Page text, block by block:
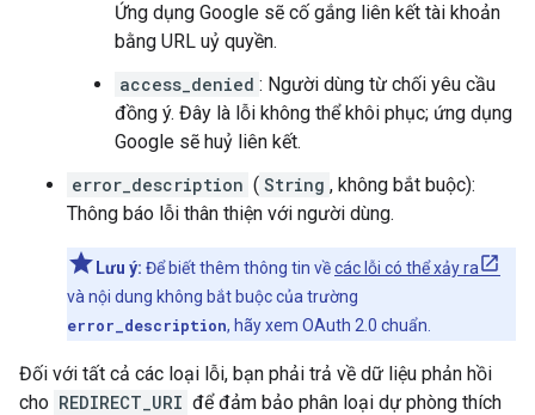
Ứng dụng Google sẽ cố gắng liên kết tài khoản
bằng URL uỷ quyền.
access_denied : Người dùng từ chối yêu cầu
đồng ý. Đây là lỗi không thể khôi phục; ứng dụng
Google sẽ huỷ liên kết.
error_description ( String , không bắt buộc):
Thông báo lỗi thân thiện với người dùng.
Lưu ý: Để biết thêm thông tin vềcác lỗi có thể xảy ra
và nội dung không bắt buộc của trường
error_description, hãy xem OAuth 2.0 chuẩn.
Đối với tất cả các loại lỗi, bạn phải trả về dữ liệu phản hồi
cho REDIRECT_URI để đảm bảo phân loại dự phòng thích